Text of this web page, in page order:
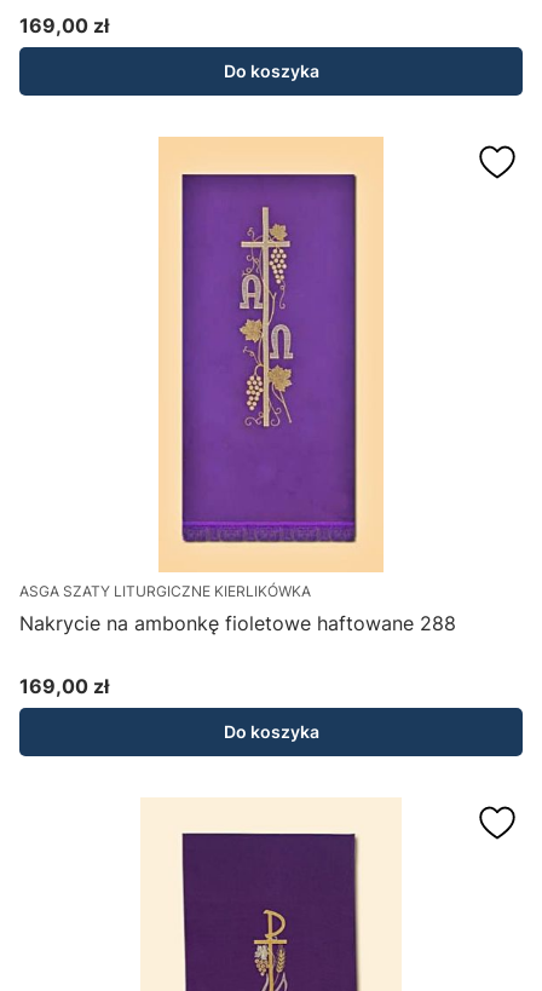
Cena
169,00 zł
Do koszyka
ASGA SZATY LITURGICZNE KIERLIKÓWKA
Nakrycie na ambonkę fioletowe haftowane 288
Cena
169,00 zł
Do koszyka